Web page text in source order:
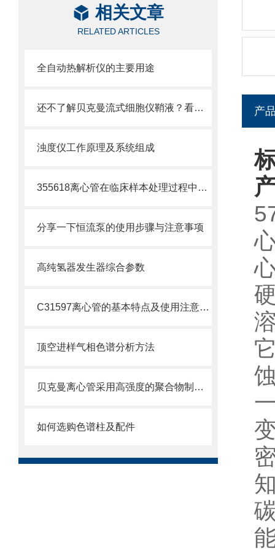
相关文章
RELATED ARTICLES
全自动热解析仪的主要用途
还不了解贝克曼流式细胞仪鞘液？看这里就对了！
浊度仪工作原理及系统组成
355618离心管在临床样本处理过程中的作用
分享一下恒流泵的使用步骤与注意事项
高纯氢器发生器综合参数
C31597离心管的基本特点及使用注意事项
顶空进样气相色谱分析方法
贝克曼离心管采用高强度的聚合物制造，具有优良的耐酸碱性
如何选购色谱柱及配件
产